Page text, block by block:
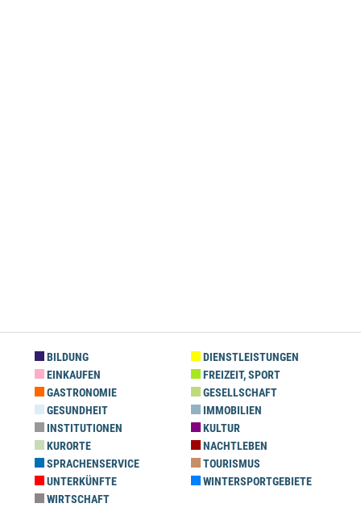
BILDUNG
DIENSTLEISTUNGEN
EINKAUFEN
FREIZEIT, SPORT
GASTRONOMIE
GESELLSCHAFT
GESUNDHEIT
IMMOBILIEN
INSTITUTIONEN
KULTUR
KURORTE
NACHTLEBEN
SPRACHENSERVICE
TOURISMUS
UNTERKÜNFTE
WINTERSPORTGEBIETE
WIRTSCHAFT